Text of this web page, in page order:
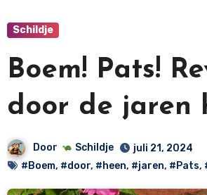
Schildje
Boem! Pats!
door de jaren
Door Schildje
juli 21, 2024
#Boem, #door, #heen, #jaren, #Pats,